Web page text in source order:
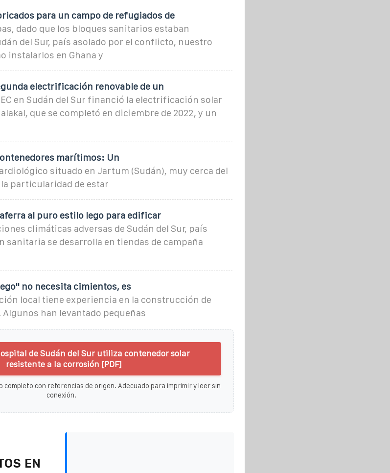
para un campo de refugiados de
dado que los bloques sanitarios estaban
del Sur, país asolado por el conflicto, nuestro
instalarlos en Ghana y
electrificación renovable de un
en Sudán del Sur financió la electrificación solar
que se completó en diciembre de 2022, y un
marítimos: Un
situado en Jartum (Sudán), muy cerca del
particularidad de estar
al puro estilo lego para edificar
climáticas adversas de Sudán del Sur, país
sanitaria se desarrolla en tiendas de campaña
no necesita cimientos, es
local tiene experiencia en la construcción de
Algunos han levantado pequeñas
de Sudán del Sur utiliza contenedor solar
resistente a la corrosión [PDF]
completo con referencias de origen. Adecuado para imprimir y leer sin
conexión.
EN